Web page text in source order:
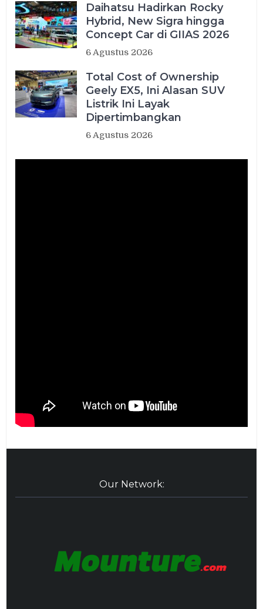
Daihatsu Hadirkan Rocky
Hybrid, New Sigra hingga
Concept Car di GIIAS 2026
6 Agustus 2026
Total Cost of Ownership
Geely EX5, Ini Alasan SUV
Listrik Ini Layak
Dipertimbangkan
6 Agustus 2026
Our Network: